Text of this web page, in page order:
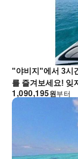
"야비지"에서 3시
를 즐겨보세요! 잊
원
1,090,195 부터